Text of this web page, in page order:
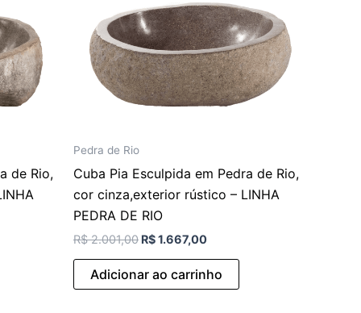
de Rio,
Pedra de Rio
Cuba Pia Esculpida em Pedra de Rio,
cor cinza,exterior rústico – LINHA
PEDRA DE RIO
R$2.001,00 R$1.667,00
Adicionar ao carrinho